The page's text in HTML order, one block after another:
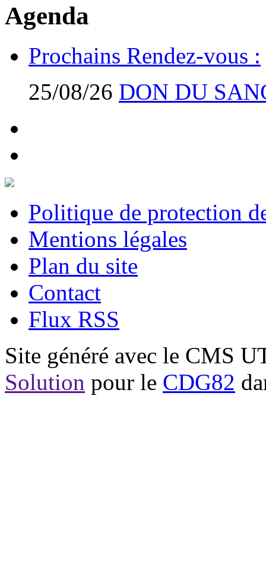
Agenda
Prochains Rendez-vous :
25/08/26 DON DU
Politique de protection
Mentions légales
Plan du site
Contact
Flux RSS
Site généré avec le CMS
Solution pour le CDG82